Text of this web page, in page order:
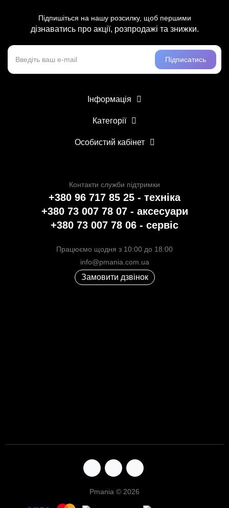
Підпишіться на нашу розсилку, щоб першими
дізнаватись про акції, розпродажі та знижки.
Підписатись
Інформація
Категорії
Особистий кабінет
Контакти служби підтримки
+380 96 717 85 25 - техніка
+380 73 007 78 07 - аксесуари
+380 73 007 78 06 - сервіс
Працюємо щодня з 10:00 до 18:00
info@pmania.com.ua
Замовити дзвінок
Pmania © 2026